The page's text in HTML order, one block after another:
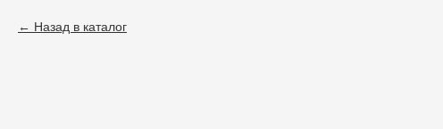
Назад в каталог